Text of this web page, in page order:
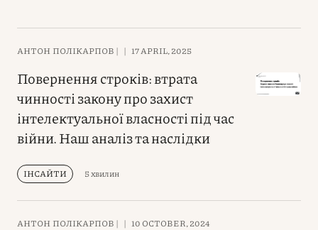
АНТОН ПОЛІКАРПОВ | | 17 APRIL, 2025
Повернення строків: втрата
чинності закону про захист
інтелектуальної власності під час
війни. Наш аналіз та наслідки
ІНСАЙТИ 5 хвилин
АНТОН ПОЛІКАРПОВ | | 10 OCTOBER, 2024